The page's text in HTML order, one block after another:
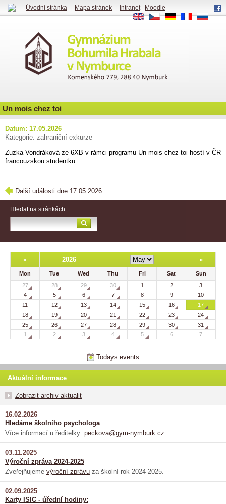
Un mois chez toi
Datum: 17.05.2026
Kategorie: zahraniční exkurze
Zuzka Vondráková ze 6XB v rámci programu Un mois chez toi hostí v ČR
francouzskou studentku.
Další události dne 17.05.2026
Hledat na stránkách
« 2026 »
Mon Tue Wed Thu Fri Sat
Sun
27
28 29 30 1 2
3
4
5 6 7 8 9
10
11
12 13 14 15 16
17
18
19 20 21 22 23
24
25
26 27 28 29 30
31
1
2 3 4 5 6 7
Todays events
Aktuální informace
Zobrazit archiv aktualit
16.02.2026
Hledáme školního psychologa
Více informací u ředitelky: peckova@gym-nymburk.cz
03.11.2025
Výroční zpráva 2024-2025
Zveřejňujeme výroční zprávu za školní rok 2024-2025.
02.09.2025
Karty ISIC - úřední hodiny:
Úvodní stránka Mapa stránek Intranet|
Moodle
EN
CS DE FR RU